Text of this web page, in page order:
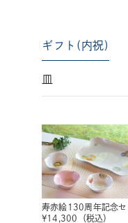
ギフト(内祝)
皿
寿赤絵130周年記念セ
¥14,300 （税込）